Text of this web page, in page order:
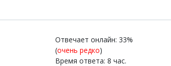
Отвечает онлайн: 33%
(очень редко)
Время ответа: 8 час.